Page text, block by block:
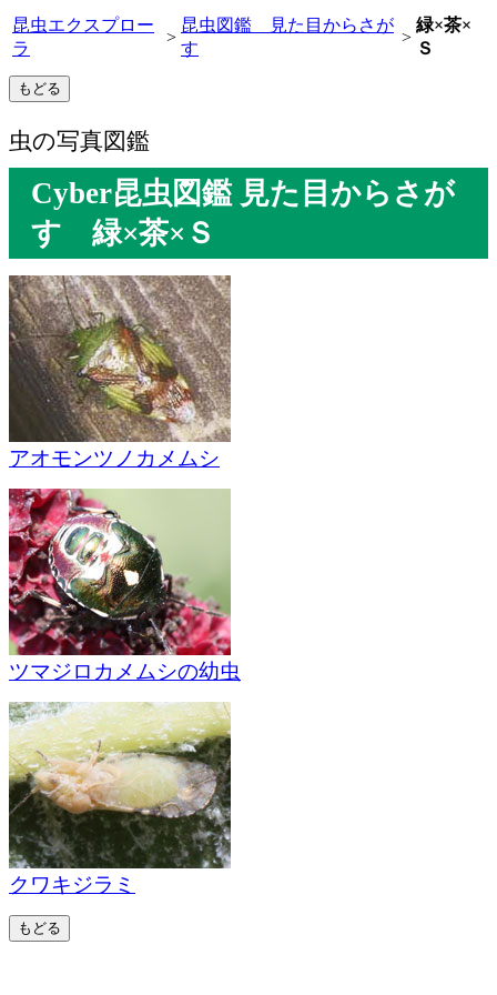
昆虫エクスプロー
ラ
>
昆虫図鑑 見た目からさが
す
>
緑×茶×
Ｓ
虫の写真図鑑
Cyber昆虫図鑑 見た目からさが
す 緑×茶×Ｓ
アオモンツノカメムシ
ツマジロカメムシの幼虫
クワキジラミ